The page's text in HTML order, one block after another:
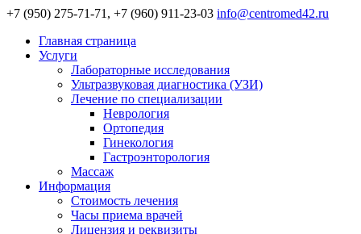
+7 (950) 275-71-71, +7 (960) 911-23-03 info@centromed42.ru
Главная страница
Услуги
Лабораторные исследования
Ультразвуковая диагностика (УЗИ)
Лечение по специализации
Неврология
Ортопедия
Гинекология
Гастроэнторология
Массаж
Информация
Стоимость лечения
Часы приема врачей
Лицензия и реквизиты